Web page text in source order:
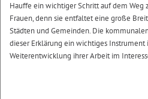
Hauffe ein wichtiger Schritt auf dem
Frauen, denn sie entfaltet eine große
Städten und Gemeinden. Die
dieser Erklärung ein wichtiges Instrument
Weiterentwicklung ihrer Arbeit im